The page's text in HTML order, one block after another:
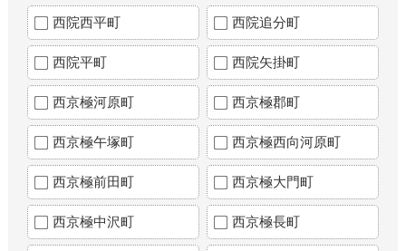
西院西平町 西院追分町
西院平町 西院矢掛町
西京極河原町 西京極郡町
西京極午塚町 西京極西向河原町
西京極前田町 西京極大門町
西京極中沢町 西京極長町